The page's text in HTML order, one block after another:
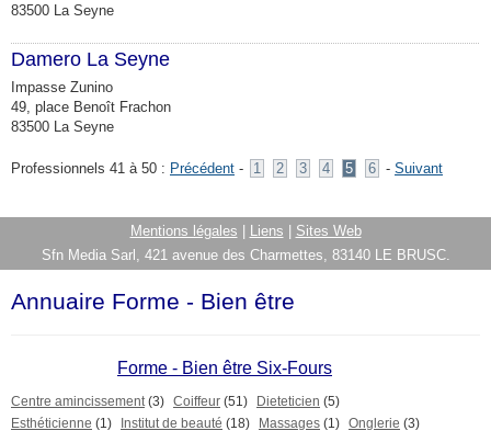
83500 La Seyne
Damero La Seyne
Impasse Zunino
49, place Benoît Frachon
83500 La Seyne
Professionnels 41 à 50 : Précédent - 1 2 3 4 5 6 - Suivant
Mentions légales Liens
Sites Web
Sfn Media Sarl, 421 avenue des Charmettes, 83140 LE BRUSC.
Annuaire Forme - Bien être
Forme - Bien être Six-Fours
Centre amincissement (3) Coiffeur (51) Dieteticien (5)
Esthéticienne (1) Institut de beauté (18) Massages (1) Onglerie (3)